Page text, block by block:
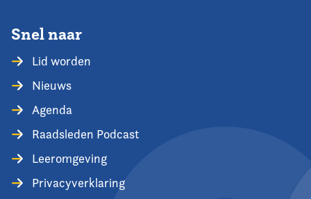
Snel naar
Lid worden
Nieuws
Agenda
Raadsleden Podcast
Leeromgeving
Privacyverklaring